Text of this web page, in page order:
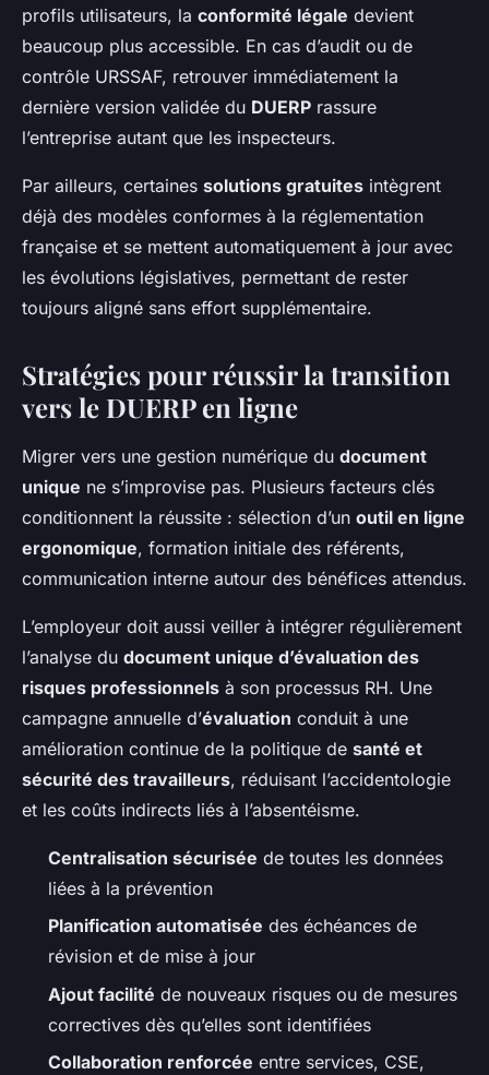
profils utilisateurs, la conformité légale devient
beaucoup plus accessible. En cas d’audit ou de
contrôle URSSAF, retrouver immédiatement la
dernière version validée du DUERP rassure
l’entreprise autant que les inspecteurs.
Par ailleurs, certaines solutions gratuites intègrent
déjà des modèles conformes à la réglementation
française et se mettent automatiquement à jour avec
les évolutions législatives, permettant de rester
toujours aligné sans effort supplémentaire.
Stratégies pour réussir la transition
vers le DUERP en ligne
Migrer vers une gestion numérique du document
unique ne s’improvise pas. Plusieurs facteurs clés
conditionnent la réussite : sélection d’un outil en ligne
ergonomique, formation initiale des référents,
communication interne autour des bénéfices attendus.
L’employeur doit aussi veiller à intégrer régulièrement
l’analyse du document unique d’évaluation des
risques professionnels à son processus RH. Une
campagne annuelle d’évaluation conduit à une
amélioration continue de la politique de santé et
sécurité des travailleurs, réduisant l’accidentologie
et les coûts indirects liés à l’absentéisme.
Centralisation sécurisée de toutes les données
liées à la prévention
Planification automatisée des échéances de
révision et de mise à jour
Ajout facilité de nouveaux risques ou de mesures
correctives dès qu’elles sont identifiées
Collaboration renforcée entre services, CSE,